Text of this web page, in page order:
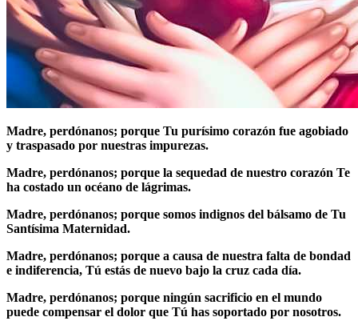
Madre, perdónanos; porque Tu purísimo corazón fue agobiado
y traspasado por nuestras impurezas.
Madre, perdónanos; porque la sequedad de nuestro corazón Te
ha costado un océano de lágrimas.
Madre, perdónanos; porque somos indignos del bálsamo de Tu
Santísima Maternidad.
Madre, perdónanos; porque a causa de nuestra falta de bondad
e indiferencia, Tú estás de nuevo bajo la cruz cada día.
Madre, perdónanos; porque ningún sacrificio en el mundo
puede compensar el dolor que Tú has soportado por nosotros.